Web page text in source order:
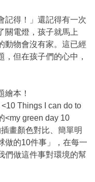
記得！」還記得有一次
關電燈，孩子就馬上
動物會沒有家。這已經
但在孩子們的心中，
繪本！
Things I can do to
<my green day 10
畫顏色對比、簡單明
做的10件事」，在每一
們做這件事對環境的幫